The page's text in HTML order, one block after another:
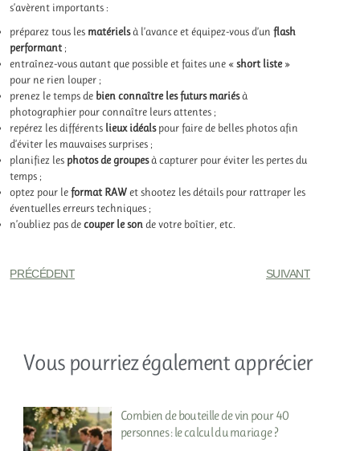
s’avèrent importants :
préparez tous les matérielsà l’avance et équipez-vous d’unflash
performant ;
entraînez-vous autant que possible et faites une «short liste»
pour ne rien louper ;
prenez le temps de bien connaître les futurs mariésà
photographier pour connaître leurs attentes ;
repérez les différents lieux idéalspour faire de belles photos afin
d’éviter les mauvaises surprises ;
planifiez les photos de groupesà capturer pour éviter les pertes du
temps ;
optez pour leformat RAWet shootez les détails pour rattraper les
éventuelles erreurs techniques ;
n’oubliez pas decouper le son de votre boîtier, etc.
PRÉCÉDENT SUIVANT
Vous pourriez également apprécier
Combien de bouteille de vin pour 40
personnes : le calcul du mariage ?